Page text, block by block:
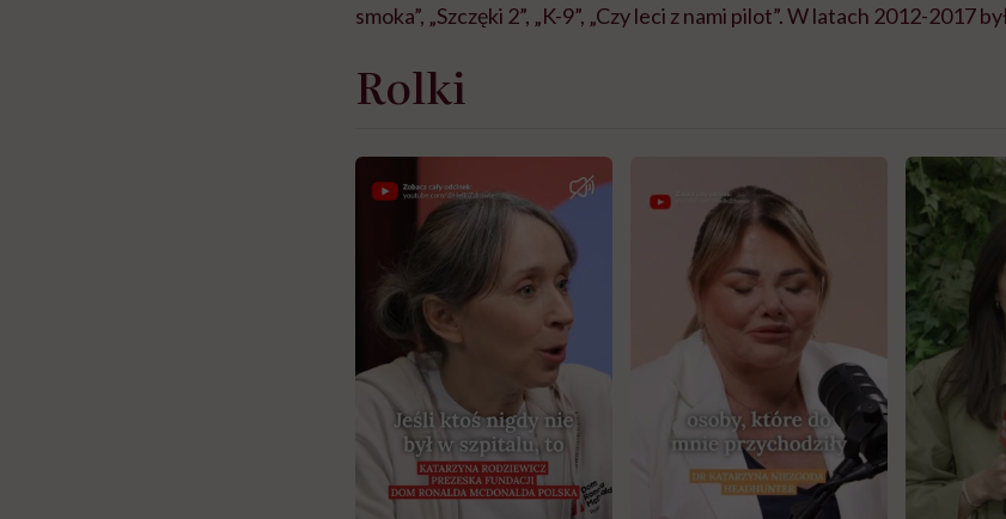
smoka”, „Szczęki 2”, „K-9”, „Czy leci z nami pilot”. W latach 2012-2017
Rolki